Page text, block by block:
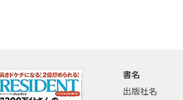
書名
出版社名